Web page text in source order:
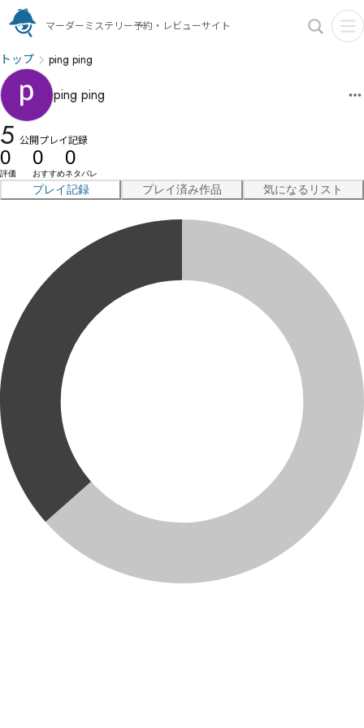
マーダーミステリー予約・レビューサイト
トップ ping ping
ping ping
5 公開プレイ記録
0
評価
0
おすすめ
0
ネタバレ
プレイ記録 プレイ済み作品 気になるリスト